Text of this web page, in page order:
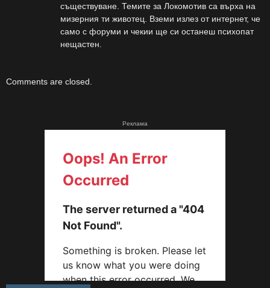
съществуване. Темите за Локомотив са върха на
мизерния ти животец. Вземи излез от интернет, че
само с форуми и чекии ще си останеш психопат
нещастен.
Comments are closed.
Реклама